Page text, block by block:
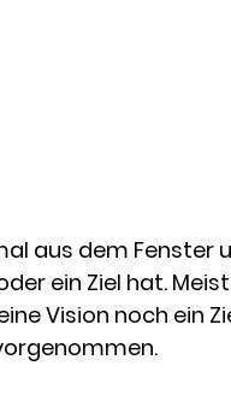
aus dem Fenster
ein Ziel hat.
Vision noch ein